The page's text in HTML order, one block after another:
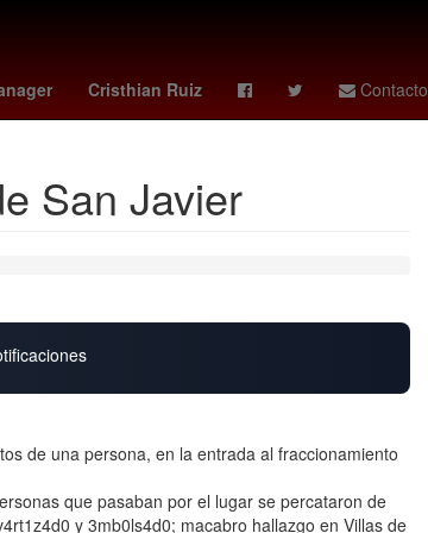
Cristhian Ruiz Contacto
María Alcalde Luján Gobierno
San Javier
de una persona, en la entrada al fraccionamiento
que pasaban por el lugar se percataron de
y 3mb0ls4d0; macabro hallazgo en Villas de